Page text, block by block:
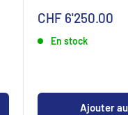
Sonderpreis
CHF 6'250.00
En stock
Ajouter